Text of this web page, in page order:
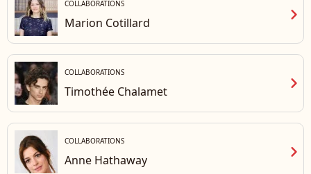
COLLABORATIONS
Marion Cotillard chevron_right
COLLABORATIONS
Timothée Chalamet chevron_right
COLLABORATIONS
Anne Hathaway chevron_right